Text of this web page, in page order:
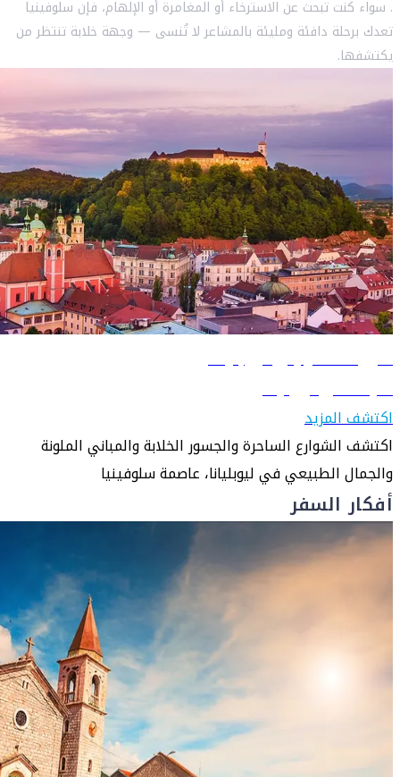
. سواء كنت تبحث عن الاسترخاء أو المغامرة أو الإلهام، فإن سلوفينيا
تعدك برحلة دافئة ومليئة بالمشاعر لا تُنسى — وجهة خلابة تنتظر من
يكتشفها.
دليل السفر إلى ليوبليانا
تعرّف على ليوبليانا
اكتشف المزيد
اكتشف الشوارع الساحرة والجسور الخلابة والمباني الملونة
والجمال الطبيعي في ليوبليانا، عاصمة سلوفينيا
أفكار السفر